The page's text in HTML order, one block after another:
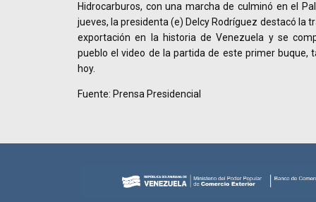
Hidrocarburos, con una marcha de culminó en el
jueves, la presidenta (e) Delcy Rodríguez destacó la
exportación en la historia de Venezuela y se
pueblo el video de la partida de este primer buque,
hoy.
Fuente: Prensa Presidencial